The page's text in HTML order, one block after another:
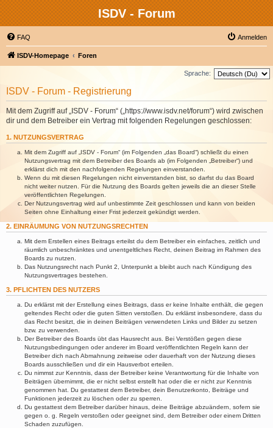
ISDV - Forum
FAQ Anmelden
ISDV-Homepage Foren
Sprache:
ISDV - Forum - Registrierung
Mit dem Zugriff auf „ISDV - Forum“ („https://www.isdv.net/forum“) wird zwischen
dir und dem Betreiber ein Vertrag mit folgenden Regelungen geschlossen:
1. NUTZUNGSVERTRAG
Mit dem Zugriff auf „ISDV - Forum“ (im Folgenden „das Board“) schließt du einen
Nutzungsvertrag mit dem Betreiber des Boards ab (im Folgenden „Betreiber“) und
erklärst dich mit den nachfolgenden Regelungen einverstanden.
Wenn du mit diesen Regelungen nicht einverstanden bist, so darfst du das Board
nicht weiter nutzen. Für die Nutzung des Boards gelten jeweils die an dieser Stelle
veröffentlichten Regelungen.
Der Nutzungsvertrag wird auf unbestimmte Zeit geschlossen und kann von beiden
Seiten ohne Einhaltung einer Frist jederzeit gekündigt werden.
2. EINRÄUMUNG VON NUTZUNGSRECHTEN
Mit dem Erstellen eines Beitrags erteilst du dem Betreiber ein einfaches, zeitlich und
räumlich unbeschränktes und unentgeltliches Recht, deinen Beitrag im Rahmen des
Boards zu nutzen.
Das Nutzungsrecht nach Punkt 2, Unterpunkt a bleibt auch nach Kündigung des
Nutzungsvertrages bestehen.
3. PFLICHTEN DES NUTZERS
Du erklärst mit der Erstellung eines Beitrags, dass er keine Inhalte enthält, die gegen
geltendes Recht oder die guten Sitten verstoßen. Du erklärst insbesondere, dass du
das Recht besitzt, die in deinen Beiträgen verwendeten Links und Bilder zu setzen
bzw. zu verwenden.
Der Betreiber des Boards übt das Hausrecht aus. Bei Verstößen gegen diese
Nutzungsbedingungen oder anderer im Board veröffentlichten Regeln kann der
Betreiber dich nach Abmahnung zeitweise oder dauerhaft von der Nutzung dieses
Boards ausschließen und dir ein Hausverbot erteilen.
Du nimmst zur Kenntnis, dass der Betreiber keine Verantwortung für die Inhalte von
Beiträgen übernimmt, die er nicht selbst erstellt hat oder die er nicht zur Kenntnis
genommen hat. Du gestattest dem Betreiber, dein Benutzerkonto, Beiträge und
Funktionen jederzeit zu löschen oder zu sperren.
Du gestattest dem Betreiber darüber hinaus, deine Beiträge abzuändern, sofern sie
gegen o. g. Regeln verstoßen oder geeignet sind, dem Betreiber oder einem Dritten
Schaden zuzufügen.